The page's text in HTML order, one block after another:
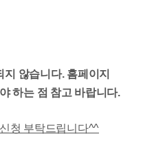
않습니다. 홈페이지
하는 점 참고 바랍니다.
청 부탁드립니다^^​